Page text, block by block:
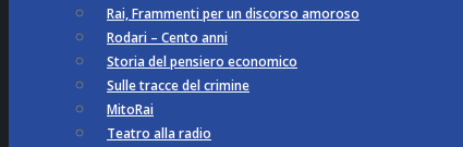
Rai, Frammenti per un discorso amoroso
Rodari – Cento anni
Storia del pensiero economico
Sulle tracce del crimine
MitoRai
Teatro alla radio